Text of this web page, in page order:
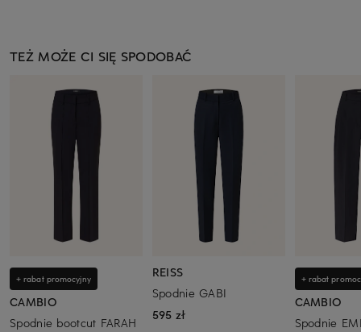
TEŻ MOŻE CI SIĘ SPODOBAĆ
+ rabat promocyjny
CAMBIO
Spodnie bootcut FARAH
REISS
Spodnie GABI
595 zł
+ rabat
CAMBIO
Spodnie